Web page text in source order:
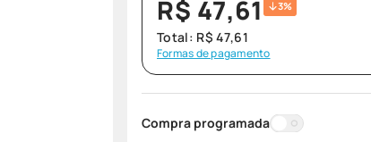
R$ 47,61 3%
Total: R$ 47,61
Formas de pagamento
Compra programada